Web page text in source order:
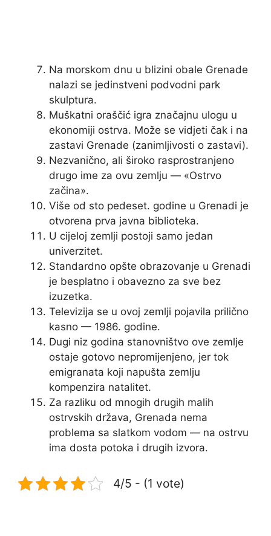
Na morskom dnu u blizini obale Grenade
nalazi se jedinstveni podvodni park
skulptura.
Muškatni oraščić igra značajnu ulogu u
ekonomiji ostrva. Može se vidjeti čak i na
zastavi Grenade (zanimljivosti o zastavi).
Nezvanično, ali široko rasprostranjeno
drugo ime za ovu zemlju — «Ostrvo
začina».
Više od sto pedeset. godine u Grenadi je
otvorena prva javna biblioteka.
U cijeloj zemlji postoji samo jedan
univerzitet.
Standardno opšte obrazovanje u Grenadi
je besplatno i obavezno za sve bez
izuzetka.
Televizija se u ovoj zemlji pojavila prilično
kasno — 1986. godine.
Dugi niz godina stanovništvo ove zemlje
ostaje gotovo nepromijenjeno, jer tok
emigranata koji napušta zemlju
kompenzira natalitet.
Za razliku od mnogih drugih malih
ostrvskih država, Grenada nema
problema sa slatkom vodom — na ostrvu
ima dosta potoka i drugih izvora.
4/5 - (1 vote)